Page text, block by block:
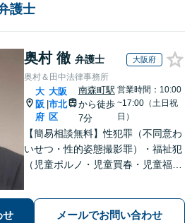
護士
奥村 徹 弁護士 大阪府
奥村＆田中法律事務所
大
阪
府
大阪
市北
区
南森町駅
から徒歩
7分
営業時間：10:00
~17:00（土日祝
日）
【簡易相談無料】性犯罪（不同意わ
いせつ・性的姿態撮影罪）・福祉犯
（児童ポルノ・児童買春・児童福祉
等）に非常に詳しい弁護士です
せ メールでお問い合わせ